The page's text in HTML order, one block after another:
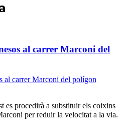
al carrer Marconi del
es procedirà a substituir els coixins
per reduir la velocitat a la via.